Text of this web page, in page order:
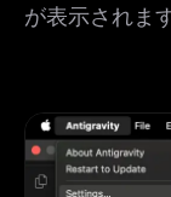
が表示されます